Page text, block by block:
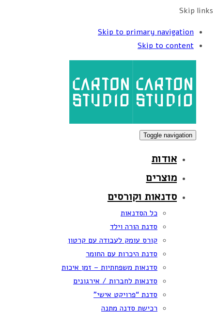
Skip links
Skip to primary navigation
Skip to content
Toggle navigation
אודות
מוצרים
סדנאות וקורסים
כל הסדנאות
סדנת הורה וילד
קורס עומק לעבודה עם קרטון
סדנת היכרות עם החומר
סדנאות משפחתיות – זמן איכות
סדנאות לחברות / אירגונים
סדנת “פרויקט אישי”
רכישת סדנה מתנה